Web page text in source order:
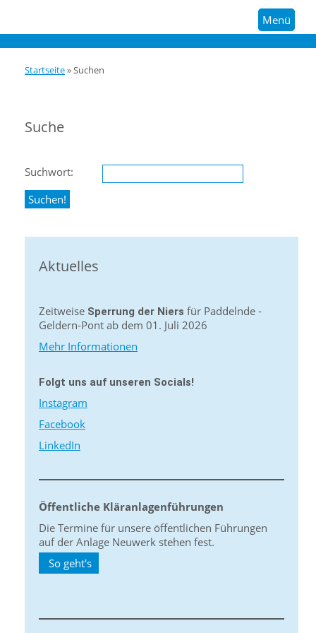
Menü
Startseite»Suchen
Suche
Suchwort:
Aktuelles
Zeitweise Sperrung der Niers für Paddelnde -
Geldern-Pont ab dem 01. Juli 2026
Mehr Informationen
Folgt uns auf unseren Socials!
Instagram
Facebook
LinkedIn
Öffentliche Kläranlagenführungen
Die Termine für unsere öffentlichen Führungen
auf der Anlage Neuwerk stehen fest.
So geht's